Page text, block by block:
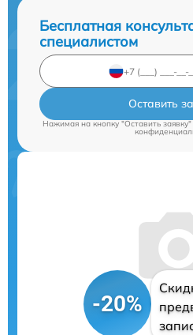
Бесплатная
специалистом
Оставить
Нажимая на кнопку "Оставить
-20%